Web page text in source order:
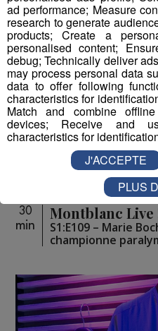
30
min
Montblanc Live
S1:E109 – Marie
championne
ad performance; Measure
research to generate
products; Create a
personalised content;
debug; Technically deliver
may process personal data
data to offer following
characteristics for
Match and combine
devices; Receive and
characteristics for
J'ACCEPTE
PLUS